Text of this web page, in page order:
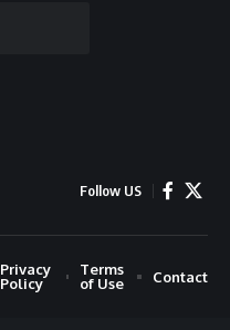
Follow US
Privacy
Policy
Terms
of Use
Contact